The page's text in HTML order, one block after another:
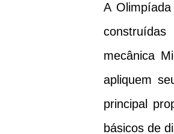
A
mecânica
apliquem
principal
básicos de